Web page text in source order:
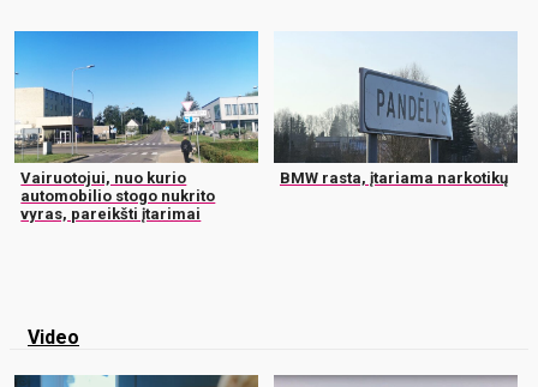
Vairuotojui, nuo kurio
automobilio stogo nukrito
vyras, pareikšti įtarimai
BMW rasta, įtariama narkotikų
Video